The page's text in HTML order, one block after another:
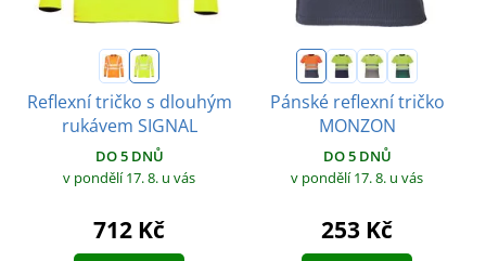
Reflexní tričko s dlouhým
rukávem SIGNAL
DO 5 DNŮ
v pondělí 17. 8. u vás
712 Kč
Pánské reflexní tričko
MONZON
DO 5 DNŮ
v pondělí 17. 8. u vás
253 Kč